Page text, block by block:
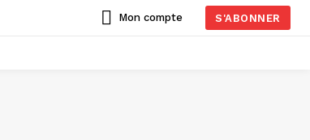
Mon compte S'ABONNER